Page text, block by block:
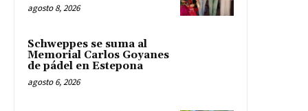
agosto 8, 2026
Schweppes se suma al
Memorial Carlos Goyanes
de pádel en Estepona
agosto 6, 2026